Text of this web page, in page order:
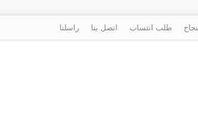
طلب انتساب اتصل بنا راسلنا